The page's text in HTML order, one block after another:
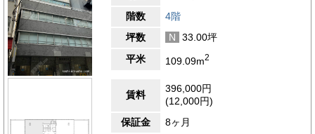
階数
4階
坪数
N
33.00坪
平米
109.09m2
賃料
396,000円
(12,000円)
保証金
8ヶ月